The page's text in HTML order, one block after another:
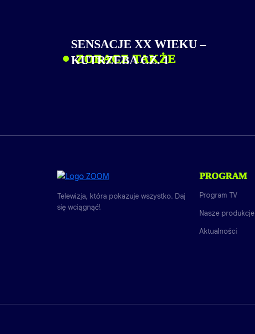
ZOBACZ TAKŻE
SENSACJE XX WIEKU –
KUTRZEBA CZ. 1
Telewizja, która pokazuje wszystko. Daj
się wciągnąć!
PROGRAM
Program TV
Nasze produkcje
Aktualności